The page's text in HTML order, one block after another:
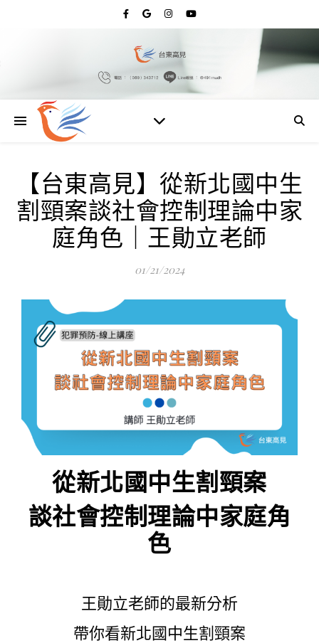
【台東高見】從新北國中生
割頸案談社會控制理論中家
庭角色｜王勛立老師
01/21/2024
從新北國中生割頸案
談社會控制理論中家庭角
色
王勛立老師的最新分析
帶你看新北國中生割頸案